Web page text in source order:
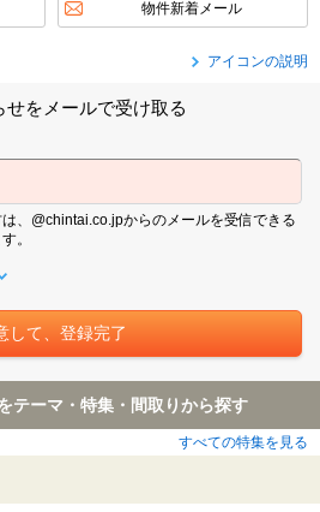
物件新着メール
アイコンの説明
せをメールで受け取る
、@chintai.co.jpからのメールを受信できる
。
テーマ・特集・間取りから探す
すべての特集を見る